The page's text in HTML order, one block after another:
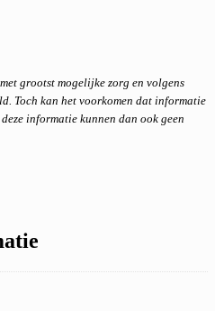
grootst mogelijke zorg en volgens
Toch kan het voorkomen dat informatie
informatie kunnen dan ook geen